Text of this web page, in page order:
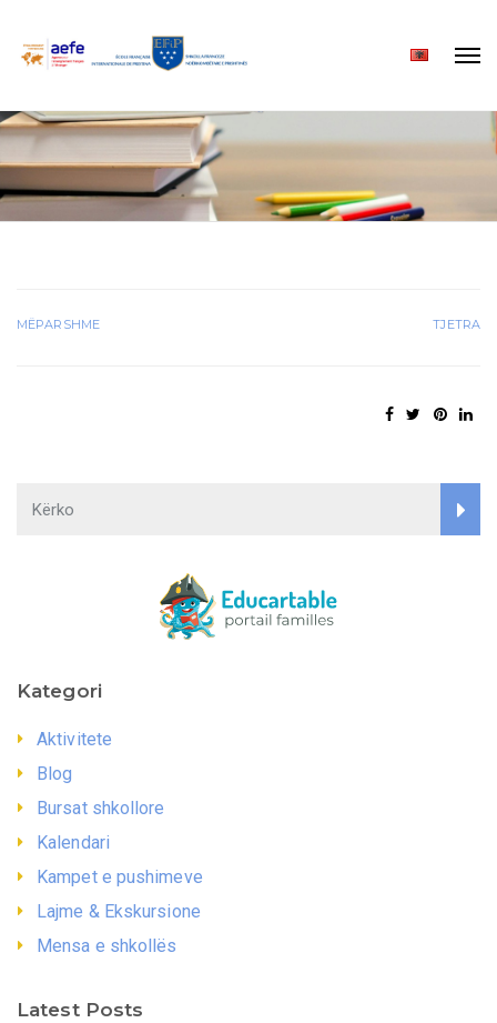
MËPARSHME TJETRA
Kategori
Aktivitete
Blog
Bursat shkollore
Kalendari
Kampet e pushimeve
Lajme & Ekskursione
Mensa e shkollës
Latest Posts